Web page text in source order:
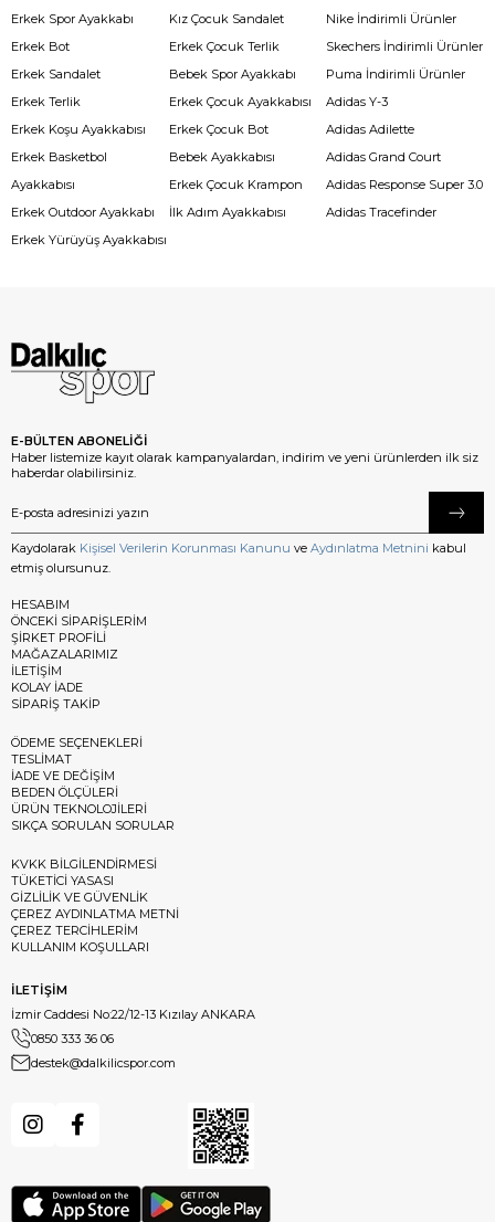
Erkek Spor Ayakkabı
Erkek Bot
Erkek Sandalet
Erkek Terlik
Erkek Koşu Ayakkabısı
Erkek Basketbol
Ayakkabısı
Erkek Outdoor Ayakkabı
Erkek Yürüyüş Ayakkabısı
Kız Çocuk Sandalet
Erkek Çocuk Terlik
Bebek Spor Ayakkabı
Erkek Çocuk Ayakkabısı
Erkek Çocuk Bot
Bebek Ayakkabısı
Erkek Çocuk Krampon
İlk Adım Ayakkabısı
Nike İndirimli Ürünler
Skechers İndirimli Ürünler
Puma İndirimli Ürünler
Adidas Y-3
Adidas Adilette
Adidas Grand Court
Adidas Response Super 3.0
Adidas Tracefinder
E-BÜLTEN ABONELİĞİ
Haber listemize kayıt olarak kampanyalardan, indirim ve yeni ürünlerden ilk siz
haberdar olabilirsiniz.
Kaydolarak Kişisel Verilerin Korunması Kanunu ve Aydınlatma Metnini kabul
etmiş olursunuz.
HESABIM
ÖNCEKİ SİPARİŞLERİM
ŞİRKET PROFİLİ
MAĞAZALARIMIZ
İLETİŞİM
KOLAY İADE
SİPARİŞ TAKİP
ÖDEME SEÇENEKLERİ
TESLİMAT
İADE VE DEĞİŞİM
BEDEN ÖLÇÜLERİ
ÜRÜN TEKNOLOJİLERİ
SIKÇA SORULAN SORULAR
KVKK BİLGİLENDİRMESİ
TÜKETİCİ YASASI
GİZLİLİK VE GÜVENLİK
ÇEREZ AYDINLATMA METNİ
ÇEREZ TERCİHLERİM
KULLANIM KOŞULLARI
İLETİŞİM
İzmir Caddesi No:22/12-13 Kızılay ANKARA
0850 333 36 06
destek@dalkilicspor.com